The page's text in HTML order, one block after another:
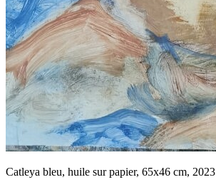
Catleya bleu, huile sur papier, 65x46 cm, 2023